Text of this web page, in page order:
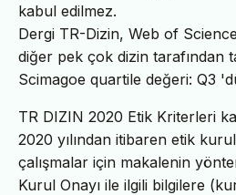
kabul edilmez.
Dergi TR-Dizin, Web of
diğer pek çok dizin tarafından
Scimagoe quartile değeri: Q3
TR DIZIN 2020 Etik Kriterleri
2020 yılından itibaren etik
çalışmalar için makalenin
Kurul Onayı ile ilgili bilgilere